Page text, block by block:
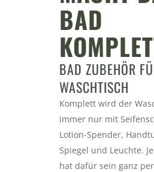
BAD
BAD ZUBEHÖR
WASCHTISCH
Komplett wird der
immer nur mit
Lotion-Spender,
Spiegel und Leuchte.
hat dafür sein ganz